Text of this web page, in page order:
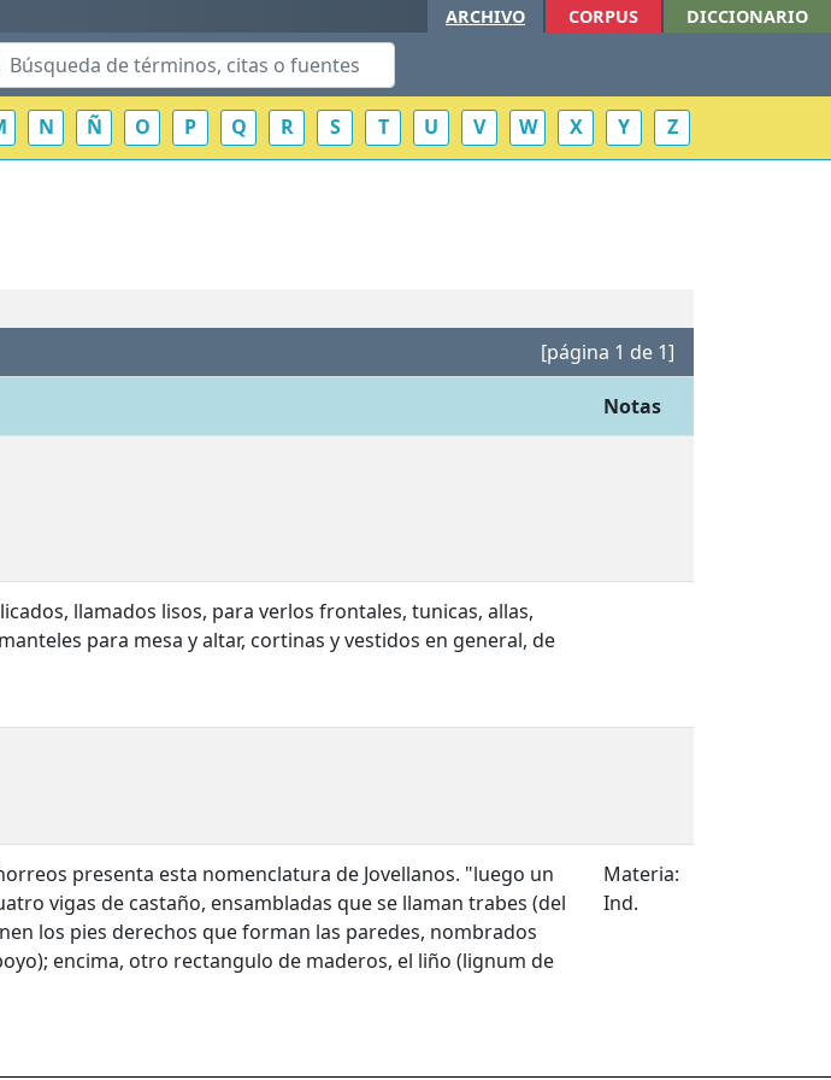
ARCHIVO CORPUS DICCIONARIO
N Ñ O P Q R S T U V W X Y Z
[página 1 de 1]
Notas
llamados lisos, para verlos frontales, tunicas, allas,
para mesa y altar, cortinas y vestidos en general, de
presenta esta nomenclatura de Jovellanos. "luego un
vigas de castaño, ensambladas que se llaman trabes (del
los pies derechos que forman las paredes, nombrados
encima, otro rectangulo de maderos, el liño (lignum de
Materia:
Ind.